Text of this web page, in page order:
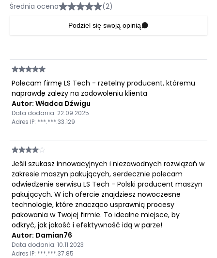
Średnia ocena (2)
Podziel się swoją opinią
Polecam firmę LS Tech - rzetelny producent, któremu
naprawdę zależy na zadowoleniu klienta
Autor: Władca Dźwigu
Data dodania: 22.09.2025
Adres IP: ***.***.33.129
Jeśli szukasz innowacyjnych i niezawodnych rozwiązań w
zakresie maszyn pakujących, serdecznie polecam
odwiedzenie serwisu LS Tech - Polski producent maszyn
pakujących. W ich ofercie znajdziesz nowoczesne
technologie, które znacząco usprawnią procesy
pakowania w Twojej firmie. To idealne miejsce, by
odkryć, jak jakość i efektywność idą w parze!
Autor: Damian76
Data dodania: 10.11.2023
Adres IP: ***.***.37.85